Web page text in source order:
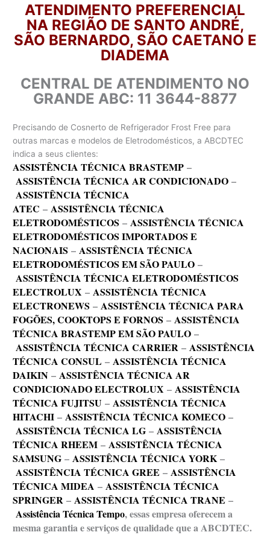
ATENDIMENTO PREFERENCIAL
NA REGIÃO DE SANTO ANDRÉ,
SÃO BERNARDO, SÃO CAETANO E
DIADEMA
CENTRAL DE ATENDIMENTO NO
GRANDE ABC: 11 3644-8877
Precisando de Cosnerto de Refrigerador Frost Free para
outras marcas e modelos de Eletrodomésticos, a ABCDTEC
indica a seus clientes:
ASSISTÊNCIA TÉCNICA BRASTEMP –
ASSISTÊNCIA TÉCNICA AR CONDICIONADO –
ASSISTÊNCIA TÉCNICA
ATEC –ASSISTÊNCIA TÉCNICA
ELETRODOMÉSTICOS –ASSISTÊNCIA TÉCNICA
ELETRODOMÉSTICOS IMPORTADOS E
NACIONAIS –ASSISTÊNCIA TÉCNICA
ELETRODOMÉSTICOS EM SÃO PAULO –
ASSISTÊNCIA TÉCNICA ELETRODOMÉSTICOS
ELECTROLUX –ASSISTÊNCIA TÉCNICA
ELECTRONEWS –ASSISTÊNCIA TÉCNICA PARA
FOGÕES, COOKTOPS E FORNOS –ASSISTÊNCIA
TÉCNICA BRASTEMP EM SÃO PAULO –
ASSISTÊNCIA TÉCNICA CARRIER –ASSISTÊNCIA
TÉCNICA CONSUL –ASSISTÊNCIA TÉCNICA
DAIKIN –ASSISTÊNCIA TÉCNICA AR
CONDICIONADO ELECTROLUX –ASSISTÊNCIA
TÉCNICA FUJITSU –ASSISTÊNCIA TÉCNICA
HITACHI –ASSISTÊNCIA TÉCNICA KOMECO –
ASSISTÊNCIA TÉCNICA LG –ASSISTÊNCIA
TÉCNICA RHEEM –ASSISTÊNCIA TÉCNICA
SAMSUNG –ASSISTÊNCIA TÉCNICA YORK–
ASSISTÊNCIA TÉCNICA GREE –ASSISTÊNCIA
TÉCNICA MIDEA –ASSISTÊNCIA TÉCNICA
SPRINGER –ASSISTÊNCIA TÉCNICA TRANE –
Assistência Técnica Tempo, essas empresa oferecem a
mesma garantia e serviços de qualidade que a ABCDTEC.